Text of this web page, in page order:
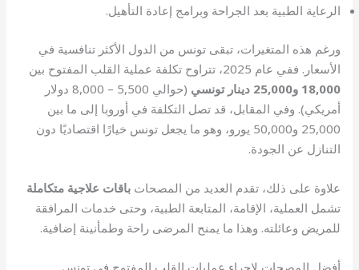
الرعاية الطبية بعد الجراحة وبرامج إعادة التأهيل.
ورغم هذه المتغيرات، تبقى تونس من الدول الأكثر تنافسية في
الأسعار. ففي عام 2025، تتراوح تكلفة عملية القلب المفتوح بين
18,000 و25,000 دينار تونسي
(حوالي 5,500 – 8,000 دولار
أمريكي). وفي المقابل، قد تصل التكلفة في أوروبا إلى ما بين
25,000 و50,000 يورو، وهو ما يجعل تونس خيارًا اقتصاديًا دون
التنازل عن الجودة.
علاوة على ذلك، تقدم العديد من المصحاتباقات علاجية متكاملة
تشمل العملية، الإقامة، المتابعة الطبية، وحتى خدمات المرافقة
للمريض وعائلته. وهذا ما يمنح المرضى راحة وطمأنينة إضافية.
أفضل المصحات لإجراء عمليات القلب المفتوح في تونس